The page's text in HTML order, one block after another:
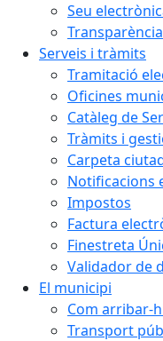
Seu
Transparència
Serveis i tràmits
Tramitació
Oficines
Catàleg de
Tràmits i
Carpeta
Notificacions
Impostos
Factura
Finestreta
Validador de
El municipi
Com arribar-
Transport